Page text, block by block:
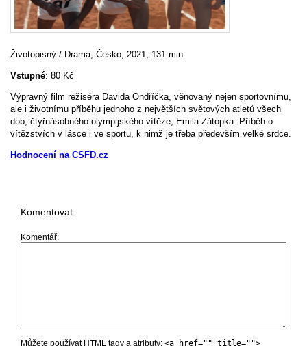
Životopisný / Drama, Česko, 2021, 131 min
Vstupné: 80 Kč
Výpravný film režiséra Davida Ondříčka, věnovaný nejen sportovnímu,
ale i životnímu příběhu jednoho z největších světových atletů všech
dob, čtyřnásobného olympijského vítěze, Emila Zátopka. Příběh o
vítězstvích v lásce i ve sportu, k nimž je třeba především velké srdce.
Hodnocení na CSFD.cz
Komentovat
Komentář
Můžete používat HTML tagy a atributy: <a href="" title="">